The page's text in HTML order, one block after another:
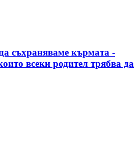
съхраняваме кърмата -
всеки родител трябва да